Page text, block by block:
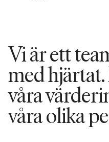
Vi är ett
med
våra
våra olika